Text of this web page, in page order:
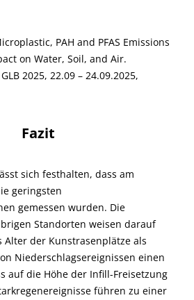
PAH and PFAS Emissions
on Water, Soil, and Air.
2025, 22.09 – 24.09.2025,
Fazit
sich festhalten, dass am
geringsten
gemessen wurden. Die
Standorten weisen darauf
Alter der Kunstrasenplätze als
Niederschlagsereignissen einen
auf die Höhe der Infill-Freisetzung
führen zu einer